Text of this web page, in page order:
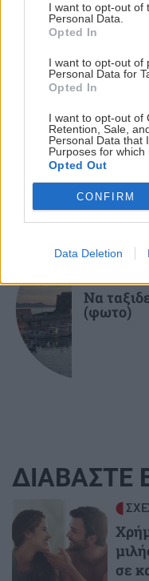
I want to opt-out of
Personal Data.
Opted In
I want to opt-out of
Personal Data for
Opted In
I want to opt-out of
Retention, Sale,
Personal Data that
Purposes for which
Opted Out
CONFIRM
Data Deletion
FIFA παραμένει
ΑΘΛΗΤΙΚΑ
Europa League: Η
ΟΦΗ (βίντεο)
ΚΟΣΜΟΣ
σε μία
GOSSIP -
Να
(φωτο)
ΔΙΑΒΑΣΤΕ
Image
σε